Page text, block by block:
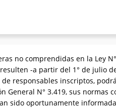
no comprendidas en la Ley
-a partir del 1° de julio
responsables inscriptos,
General N° 3.419, sus normas
sido oportunamente